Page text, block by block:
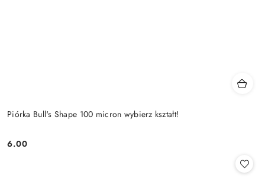
Piórka Bull's Shape 100 micron wybierz kształt!
Cena:
6.00